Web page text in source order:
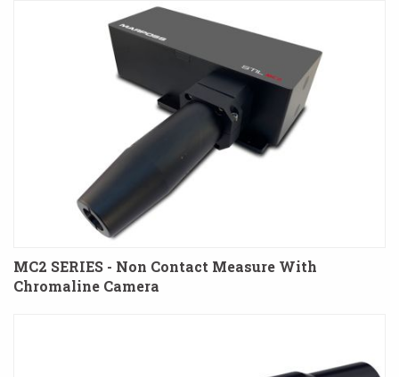
MC2 SERIES - Non Contact Measure With
Chromaline Camera